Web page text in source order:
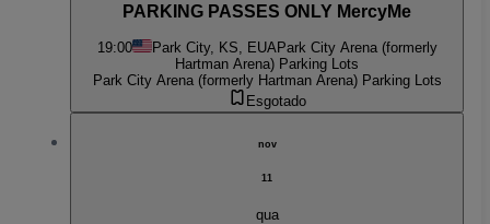
PARKING PASSES ONLY MercyMe
19:00 Park City, KS, EUAPark City Arena (formerly
Hartman Arena) Parking Lots
Park City Arena (formerly Hartman Arena) Parking Lots
Esgotado
nov
11
qua